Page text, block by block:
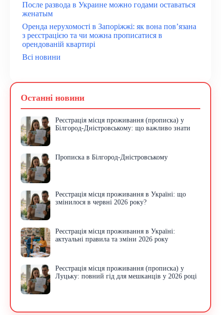
После развода в Украине можно годами оставаться
женатым
Оренда нерухомості в Запоріжжі: як вона пов’язана
з реєстрацією та чи можна прописатися в
орендованій квартирі
Всі новини
Останні новини
Реєстрація місця проживання (прописка) у
Білгород-Дністровському: що важливо знати
Прописка в Білгород-Дністровському
Реєстрація місця проживання в Україні: що
змінилося в червні 2026 року?
Реєстрація місця проживання в Україні:
актуальні правила та зміни 2026 року
Реєстрація місця проживання (прописка) у
Луцьку: повний гід для мешканців у 2026 році